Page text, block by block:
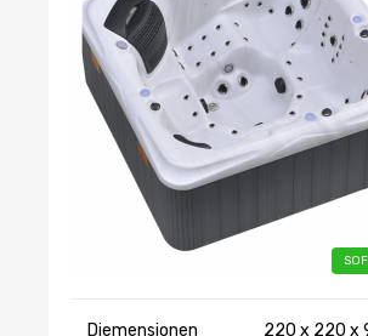
Diemensionen
220 x 220 x